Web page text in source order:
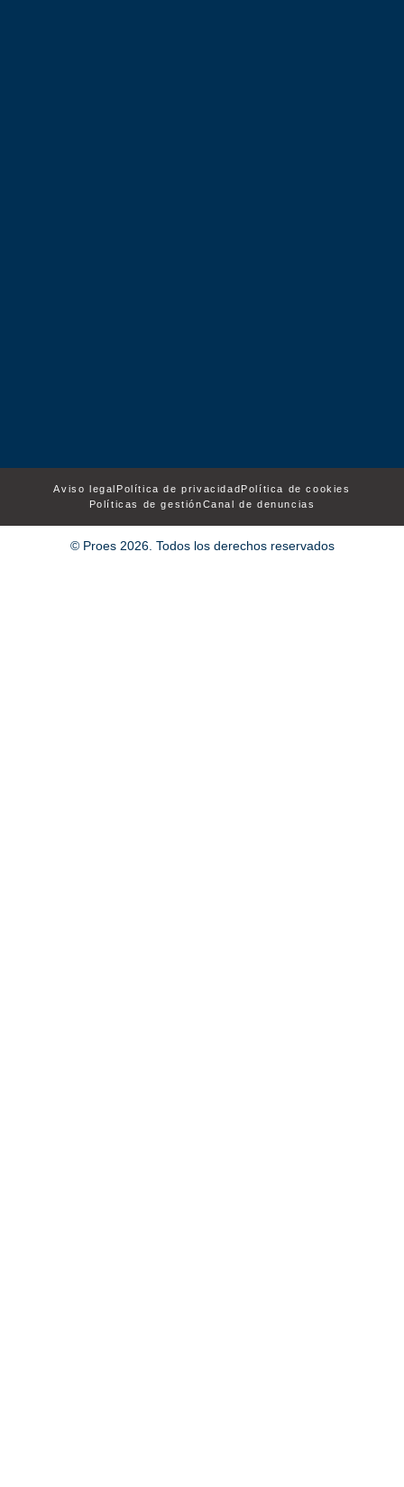
Aviso legal Política de privacidad Política de cookies
Políticas de gestiónCanal de denuncias
© Proes 2026. Todos los derechos reservados